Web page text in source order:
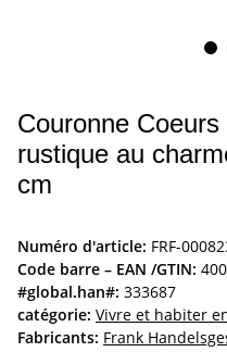
Couronne
rustique au
cm
Numéro d'article: FRF-
Code barre – EAN /GTIN:
#global.han#: 333687
catégorie: Vivre et habiter
Fabricants: Frank